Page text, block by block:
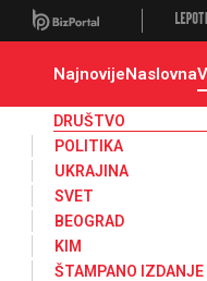
NajnovijeNaslovna
DRUŠTVO
POLITIKA
UKRAJINA
SVET
BEOGRAD
KIM
ŠTAMPANO IZDANJE